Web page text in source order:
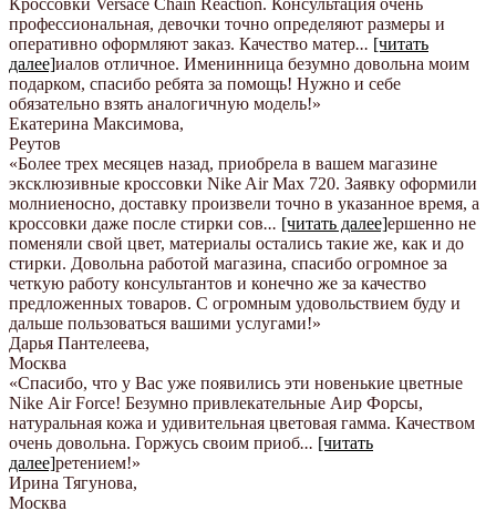
Кроссовки Versace Chain Reaction. Консультация очень
профессиональная, девочки точно определяют размеры и
оперативно оформляют заказ. Качество матер... [читать
далее]иалов отличное. Именинница безумно довольна моим
подарком, спасибо ребята за помощь! Нужно и себе
обязательно взять аналогичную модель!»
Екатерина Максимова,
Реутов
«Более трех месяцев назад, приобрела в вашем магазине
эксклюзивные кроссовки Nike Air Max 720. Заявку оформили
молниеносно, доставку произвели точно в указанное время, а
кроссовки даже после стирки сов... [читать далее]ершенно не
поменяли свой цвет, материалы остались такие же, как и до
стирки. Довольна работой магазина, спасибо огромное за
четкую работу консультантов и конечно же за качество
предложенных товаров. С огромным удовольствием буду и
дальше пользоваться вашими услугами!»
Дарья Пантелеева,
Москва
«Спасибо, что у Вас уже появились эти новенькие цветные
Nike Аir Force! Безумно привлекательные Аир Форсы,
натуральная кожа и удивительная цветовая гамма. Качеством
очень довольна. Горжусь своим приоб... [читать
далее]ретением!»
Ирина Тягунова,
Москва